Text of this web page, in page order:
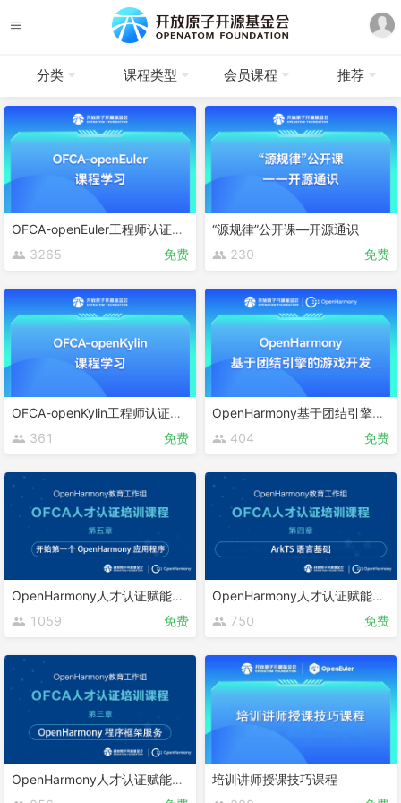
分类 课程类型 会员课程 推荐
OFCA-openEuler工程师认证课程
3265
免费
“源规律”公开课—开源通识
230
免费
OFCA-openKylin工程师认证课程
361
免费
OpenHarmony基于团结引擎的游戏开发
404
免费
OpenHarmony人才认证赋能课程 第五章
1059
免费
OpenHarmony人才认证赋能课程 第四章
750
免费
OpenHarmony人才认证赋能课程 第三章
培训讲师授课技巧课程